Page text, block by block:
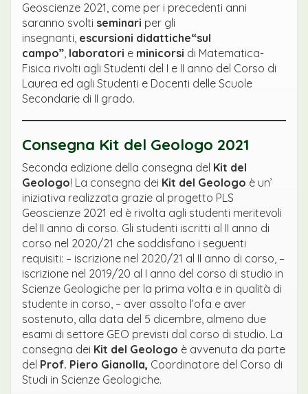
Geoscienze 2021, come per i precedenti anni
saranno svolti seminari per gli
insegnanti, escursioni didattiche“sul
campo”, laboratori e minicorsi di Matematica-
Fisica rivolti agli Studenti del I e II anno del Corso di
Laurea ed agli Studenti e Docenti delle Scuole
Secondarie di II grado.
Consegna Kit del Geologo 2021
Seconda edizione della consegna del Kit del
Geologo! La consegna dei Kit del Geologo è un’
iniziativa realizzata grazie al progetto PLS
Geoscienze 2021 ed è rivolta agli studenti meritevoli
del II anno di corso. Gli studenti iscritti al II anno di
corso nel 2020/21 che soddisfano i seguenti
requisiti: – iscrizione nel 2020/21 al II anno di corso, –
iscrizione nel 2019/20 al I anno del corso di studio in
Scienze Geologiche per la prima volta e in qualità di
studente in corso, – aver assolto l’ofa e aver
sostenuto, alla data del 5 dicembre, almeno due
esami di settore GEO previsti dal corso di studio. La
consegna dei Kit del Geologo è avvenuta da parte
del Prof. Piero Gianolla, Coordinatore del Corso di
Studi in Scienze Geologiche.